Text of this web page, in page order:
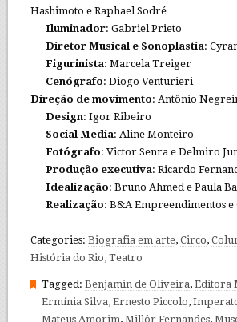
Hashimoto e Raphael Sodré
Iluminador: Gabriel Prieto
Diretor Musical e Sonoplastia:
Figurinista: Marcela Treiger
Cenógrafo: Diogo Venturieri
Direção de movimento: Antônio
Design: Igor Ribeiro
Social Media: Aline Monteiro
Fotógrafo: Victor Senra e Delmiro
Produção executiva: Ricardo
Idealização: Bruno Ahmed e Paula
Realização: B&A Empreendimentos e
Categories: Biografia em arte, Circo,
História do Rio, Teatro
Tagged: Benjamin de Oliveira, Editora
Ermínia Silva, Ernesto Piccolo,
Mateus Amorim, Millôr Fernandes,